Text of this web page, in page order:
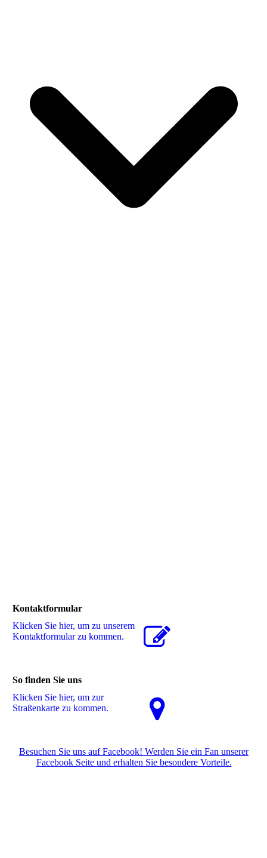
Kontaktformular
Klicken Sie hier, um zu unserem
Kon­takt­for­mu­lar zu kommen.
So finden Sie uns
Klicken Sie hier, um zur
Straßenkarte zu kommen.
Besuchen Sie uns auf Facebook! Werden Sie ein Fan unserer
Facebook Seite und erhalten Sie besondere Vorteile.